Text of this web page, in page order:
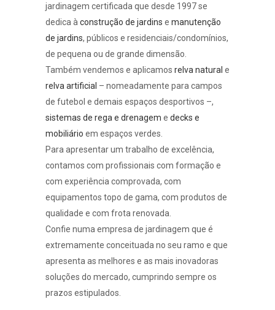
jardinagem certificada que desde 1997 se
dedica à construção de jardins e manutenção
de jardins, públicos e residenciais/condomínios,
de pequena ou de grande dimensão.
Também vendemos e aplicamos relva natural e
relva artificial – nomeadamente para campos
de futebol e demais espaços desportivos –,
sistemas de rega e drenagem e decks e
mobiliário em espaços verdes.
Para apresentar um trabalho de excelência,
contamos com profissionais com formação e
com experiência comprovada, com
equipamentos topo de gama, com produtos de
qualidade e com frota renovada.
Confie numa empresa de jardinagem que é
extremamente conceituada no seu ramo e que
apresenta as melhores e as mais inovadoras
soluções do mercado, cumprindo sempre os
prazos estipulados.